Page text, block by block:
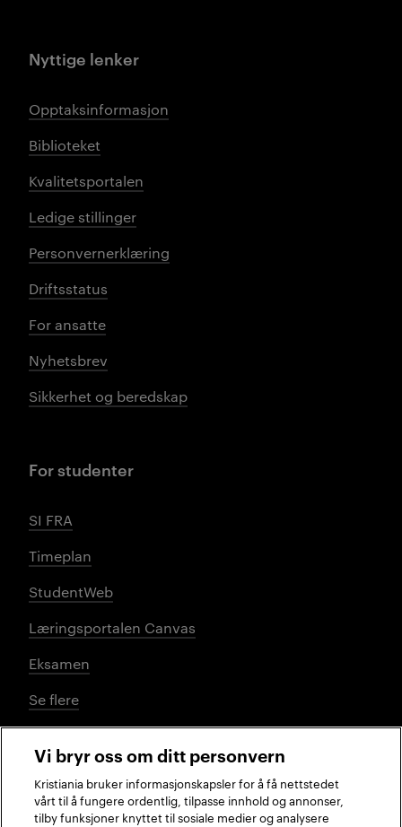
Nyttige lenker
Opptaksinformasjon
Biblioteket
Kvalitetsportalen
Ledige stillinger
Personvernerklæring
Driftsstatus
For ansatte
Nyhetsbrev
Sikkerhet og beredskap
For studenter
SI FRA
Timeplan
StudentWeb
Læringsportalen Canvas
Eksamen
Se flere
Sosiale medier
Vi bryr oss om ditt personvern
Kristiania bruker informasjonskapsler for å få nettstedet
vårt til å fungere ordentlig, tilpasse innhold og annonser,
tilby funksjoner knyttet til sosiale medier og analysere